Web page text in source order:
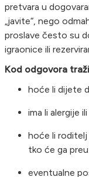
pretvara u
„javite“, nego
proslave često su
igraonice ili
Kod odgovora
hoće li dijete
ima li alergije
hoće li
tko će ga
eventualne